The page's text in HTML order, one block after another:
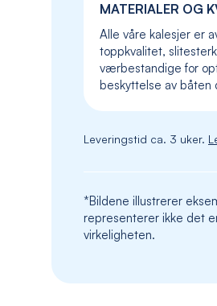
MATERIALER OG
Alle våre kalesjer er
toppkvalitet,
værbestandige for
beskyttelse av båten
Leveringstid ca. 3 uker.
*Bildene illustrerer
representerer ikke det
virkeligheten.